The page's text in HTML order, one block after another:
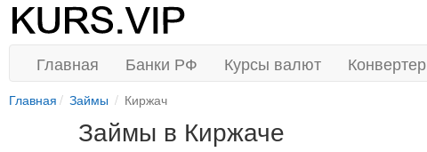
Главная Банки РФ Курсы валют Конвертер
Главная Займы Киржач
Займы в Киржаче